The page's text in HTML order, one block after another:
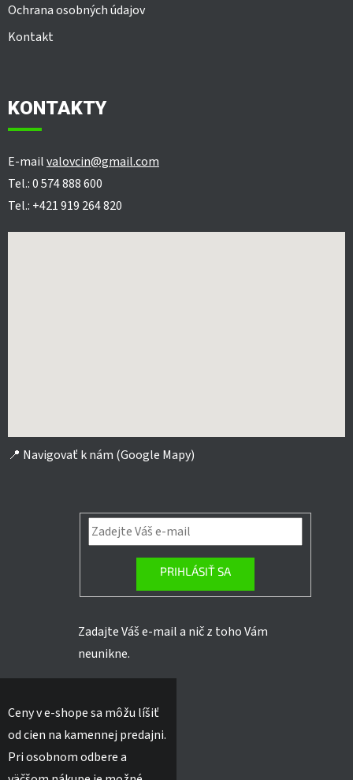
Ochrana osobných údajov
Kontakt
KONTAKTY
E-mailvalovcin@gmail.com
Tel.: 0 574 888 600
Tel.: +421 919 264 820
📍 Navigovať k nám (Google Mapy)
PRIHLÁSIŤ SA
Zadajte Váš e-mail a nič z toho Vám
neunikne.
Ceny v e-shope sa môžu líšiť
od cien na kamennej predajni.
Pri osobnom odbere a